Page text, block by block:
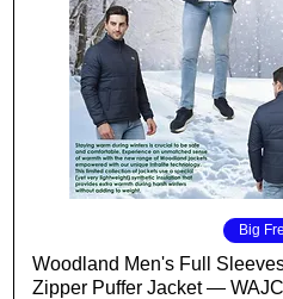
العرض السريعBig
Woodland Men's Full Sleeves
Zipper Puffer Jacket —